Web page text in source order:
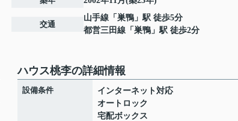
交通
山手線 「 巣鴨 」駅 徒歩5分
都営三田線 「 巣鴨 」駅 徒歩2分
ハウス桃李の詳細情報
設備条件
インターネット対応
オートロック
宅配ボックス